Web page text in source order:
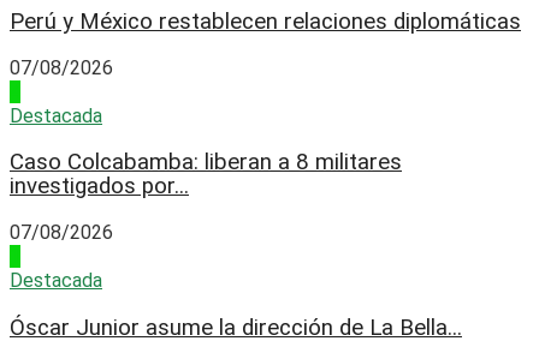
Perú y México restablecen relaciones diplomáticas
07/08/2026
Destacada
Caso Colcabamba: liberan a 8 militares
investigados por...
07/08/2026
Destacada
Óscar Junior asume la dirección de La Bella...